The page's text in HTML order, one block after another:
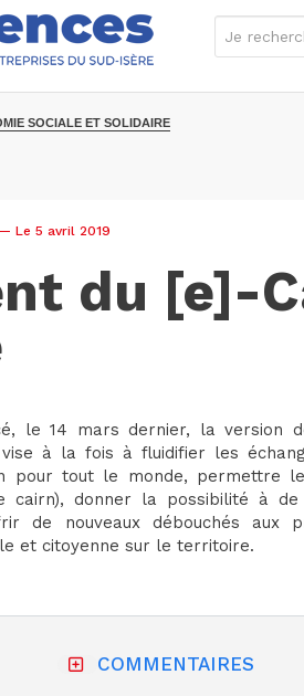
SOCIALE ET SOLIDAIRE
— Le 5 avril 2019
du [e]-
le 14 mars dernier, la version
vise à la fois à fluidifier les
pour tout le monde, permettre
cairn), donner la possibilité à de
de nouveaux débouchés aux
et citoyenne sur le territoire.
COMMENTAIRES